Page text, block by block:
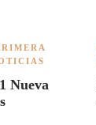
Nueva